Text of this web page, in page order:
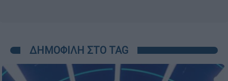
ΔΗΜΟΦΙΛΗ ΣΤΟ TAG